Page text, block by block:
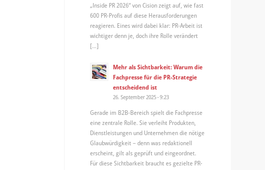
„Inside PR 2026“ von Cision zeigt auf, wie fast
600 PR-Profis auf diese Herausforderungen
reagieren. Eines wird dabei klar: PR-Arbeit ist
wichtiger denn je, doch ihre Rolle verändert
[…]
Mehr als Sichtbarkeit: Warum die
Fachpresse für die PR-Strategie
entscheidend ist
26. September 2025 - 9:23
Gerade im B2B-Bereich spielt die Fachpresse
eine zentrale Rolle. Sie verleiht Produkten,
Dienstleistungen und Unternehmen die nötige
Glaubwürdigkeit – denn was redaktionell
erscheint, gilt als geprüft und eingeordnet.
Für diese Sichtbarkeit braucht es gezielte PR-